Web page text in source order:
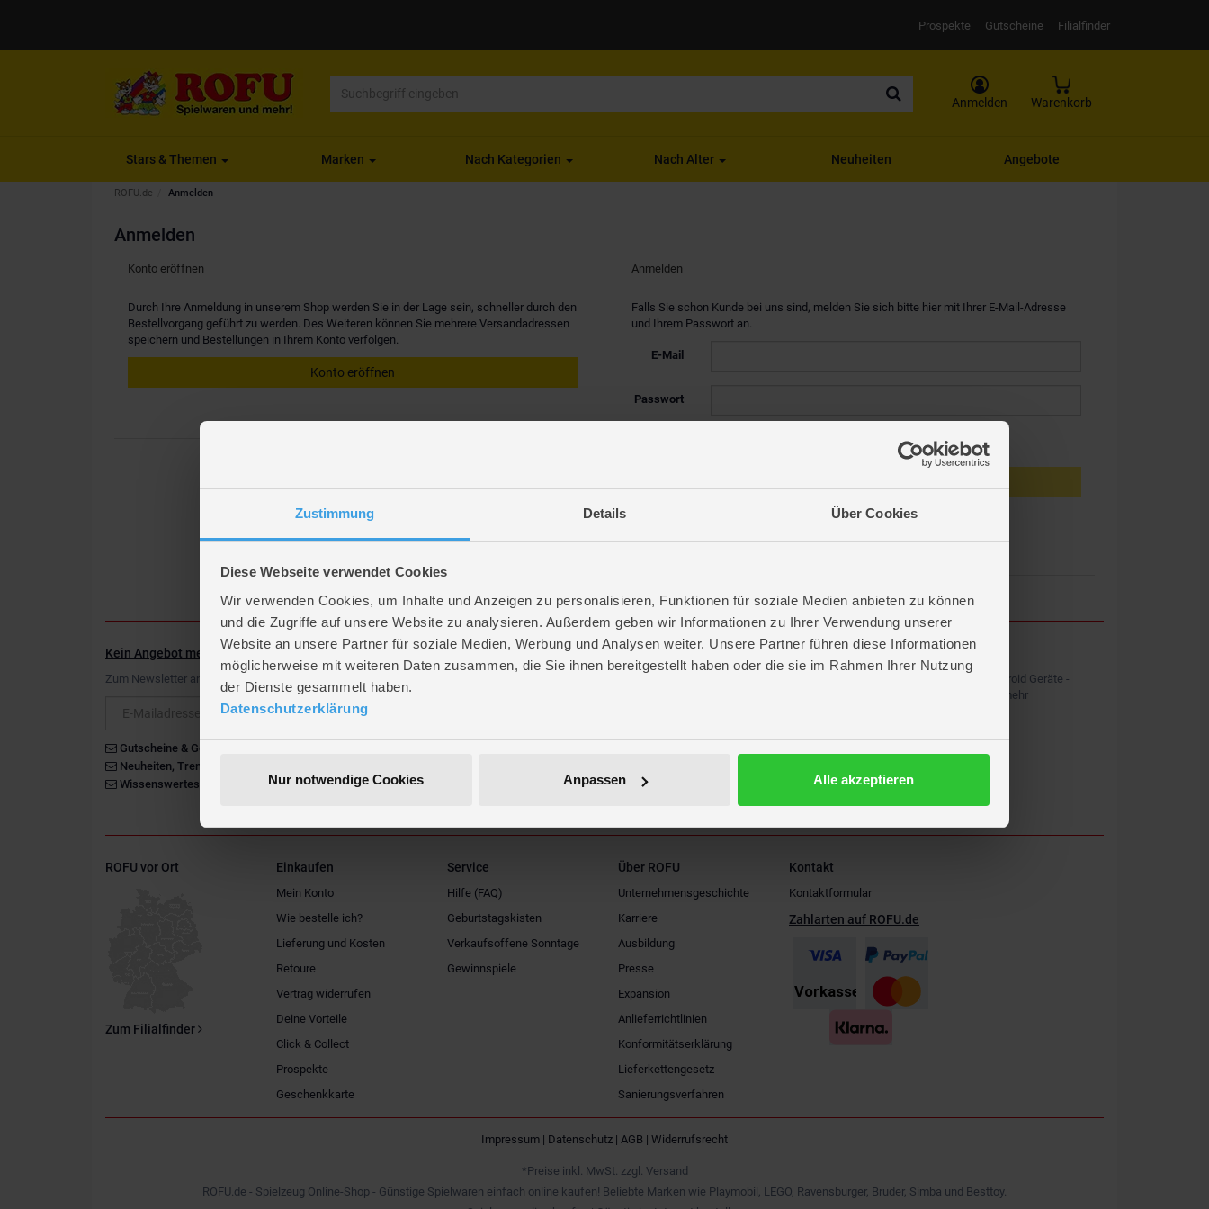
Zustimmung Details Über Cookies
Diese Webseite verwendet Cookies
Wir verwenden Cookies, um Inhalte und Anzeigen zu personalisieren, Funktionen für soziale Medien anbieten zu können
und die Zugriffe auf unsere Website zu analysieren. Außerdem geben wir Informationen zu Ihrer Verwendung unserer
Website an unsere Partner für soziale Medien, Werbung und Analysen weiter. Unsere Partner führen diese Informationen
möglicherweise mit weiteren Daten zusammen, die Sie ihnen bereitgestellt haben oder die sie im Rahmen Ihrer Nutzung
der Dienste gesammelt haben.
Datenschutzerklärung
Nur notwendige Cookies Anpassen Alle akzeptieren
Prospekte Gutscheine Filialfinder
Anmelden Warenkorb
Stars & Themen Marken Nach Kategorien Nach Alter Neuheiten Angebote
ROFU.de Anmelden
Anmelden
Anmelden
Falls Sie schon Kunde bei uns sind, melden Sie sich bitte hier mit Ihrer E-Mail-Adresse
und Ihrem Passwort an.
E-Mail
Passwort
Konto eröffnen
Durch Ihre Anmeldung in unserem Shop werden Sie in der Lage sein, schneller durch den
Bestellvorgang geführt zu werden. Des Weiteren können Sie mehrere Versandadressen
speichern und Bestellungen in Ihrem Konto verfolgen.
Konto eröffnen
Kein Angebot mehr verpassen
Zum Newsletter anmelden & Vorteile sichern
Gutscheine & Gewinnspiele
Neuheiten, Trends & Angebote
Wissenswertes rund um die Familie
ROFU Community
ROFU Family Blog
ROFU APP
Kostenlos für iOS und Android Geräte -
Shopping, News & vieles mehr
ROFU vor Ort
Zum Filialfinder
Einkaufen
Mein Konto
Wie bestelle ich?
Lieferung und Kosten
Retoure
Vertrag widerrufen
Deine Vorteile
Click & Collect
Prospekte
Geschenkkarte
Service
Hilfe (FAQ)
Geburtstagskisten
Verkaufsoffene Sonntage
Gewinnspiele
Über ROFU
Unternehmensgeschichte
Karriere
Ausbildung
Presse
Expansion
Anlieferrichtlinien
Konformitätserklärung
Lieferkettengesetz
Sanierungsverfahren
Kontakt
Kontaktformular
Zahlarten auf ROFU.de
Impressum | Datenschutz | AGB | Widerrufsrecht
*Preise inkl. MwSt. zzgl. Versand
ROFU.de - Spielzeug Online-Shop - Günstige Spielwaren einfach online kaufen! Beliebte Marken wie Playmobil, LEGO, Ravensburger, Bruder, Simba und Besttoy.